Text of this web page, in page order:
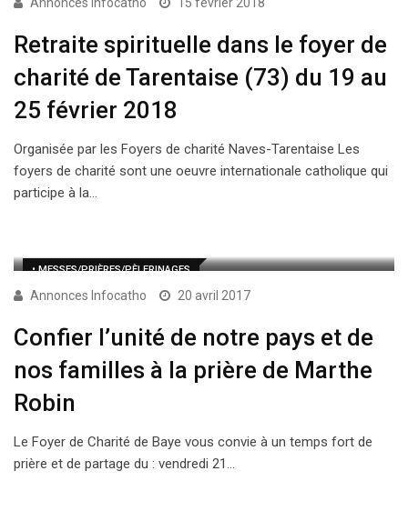
Annonces Infocatho 15 février 2018
Retraite spirituelle dans le foyer de
charité de Tarentaise (73) du 19 au
25 février 2018
Organisée par les Foyers de charité Naves-Tarentaise Les
foyers de charité sont une oeuvre internationale catholique qui
participe à la…
• MESSES/PRIÈRES/PÈLERINAGES
Annonces Infocatho 20 avril 2017
Confier l’unité de notre pays et de
nos familles à la prière de Marthe
Robin
Le Foyer de Charité de Baye vous convie à un temps fort de
prière et de partage du : vendredi 21…